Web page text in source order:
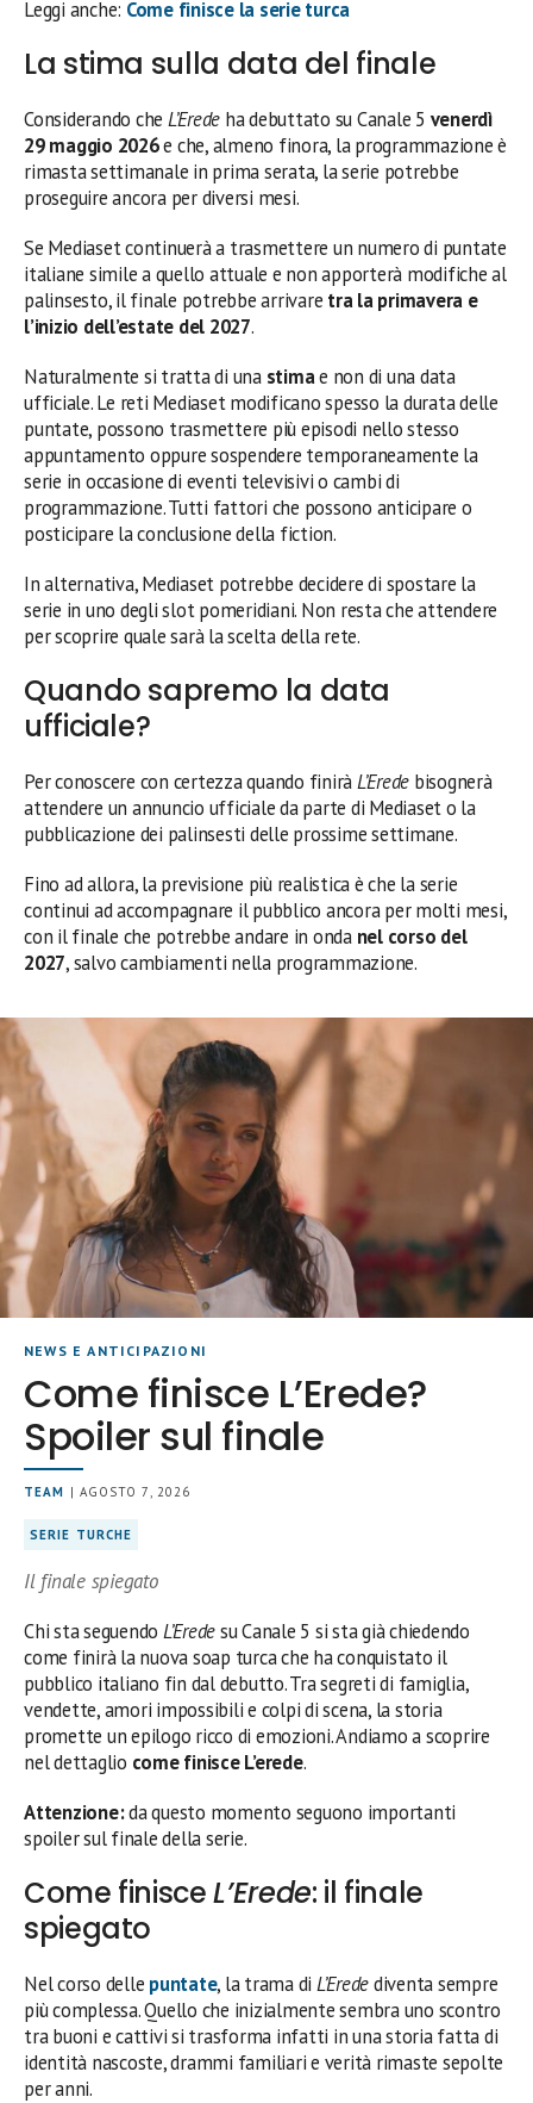
Leggi anche: Come finisce la serie turca
La stima sulla data del finale
Considerando che L’Erede ha debuttato su Canale 5 venerdì
29 maggio 2026e che, almeno finora, la programmazione è
rimasta settimanale in prima serata, la serie potrebbe
proseguire ancora per diversi mesi.
Se Mediaset continuerà a trasmettere un numero di puntate
italiane simile a quello attuale e non apporterà modifiche al
palinsesto, il finale potrebbe arrivare tra la primavera e
l’inizio dell’estate del 2027.
Naturalmente si tratta di una stimae non di una data
ufficiale. Le reti Mediaset modificano spesso la durata delle
puntate, possono trasmettere più episodi nello stesso
appuntamento oppure sospendere temporaneamente la
serie in occasione di eventi televisivi o cambi di
programmazione. Tutti fattori che possono anticipare o
posticipare la conclusione della fiction.
In alternativa, Mediaset potrebbe decidere di spostare la
serie in uno degli slot pomeridiani. Non resta che attendere
per scoprire quale sarà la scelta della rete.
Quando sapremo la data
ufficiale?
Per conoscere con certezza quando finiràL’Erede bisognerà
attendere un annuncio ufficiale da parte di Mediaset o la
pubblicazione dei palinsesti delle prossime settimane.
Fino ad allora, la previsione più realistica è che la serie
continui ad accompagnare il pubblico ancora per molti mesi,
con il finale che potrebbe andare in onda nel corso del
2027, salvo cambiamenti nella programmazione.
NEWS E ANTICIPAZIONI
Come finisce L’Erede?
Spoiler sul finale
TEAM | AGOSTO 7, 2026
SERIE TURCHE
Il finale spiegato
Chi sta seguendo L’Eredesu Canale 5 si sta già chiedendo
come finirà la nuova soap turca che ha conquistato il
pubblico italiano fin dal debutto. Tra segreti di famiglia,
vendette, amori impossibili e colpi di scena, la storia
promette un epilogo ricco di emozioni. Andiamo a scoprire
nel dettaglio come finisce L’erede.
Attenzione:da questo momento seguono importanti
spoiler sul finale della serie.
Come finisceL’Erede: il finale
spiegato
Nel corso delle puntate, la trama di L’Eredediventa sempre
più complessa. Quello che inizialmente sembra uno scontro
tra buoni e cattivi si trasforma infatti in una storia fatta di
identità nascoste, drammi familiari e verità rimaste sepolte
per anni.